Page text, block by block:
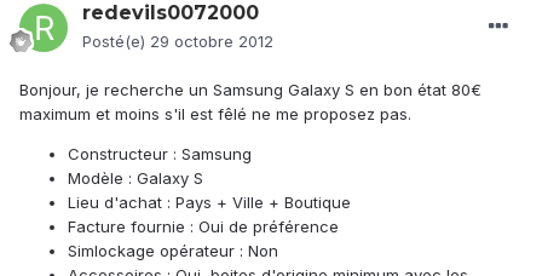
redevils0072000
Posté(e) 29 octobre 2012
Bonjour, je recherche un Samsung Galaxy S en bon état 80€
maximum et moins s'il est fêlé ne me proposez pas.
Constructeur : Samsung
Modèle : Galaxy S
Lieu d'achat : Pays + Ville + Boutique
Facture fournie : Oui de préférence
Simlockage opérateur : Non